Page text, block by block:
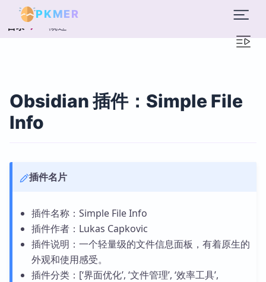
PKMER
目录 概述
Obsidian 插件：Simple File
Info
插件名片
插件名称：Simple File Info
插件作者：Lukas Capkovic
插件说明：一个轻量级的文件信息面板，有着原生的
外观和使用感受。
插件分类：[‘界面优化’, ‘文件管理’, ‘效率工具’,